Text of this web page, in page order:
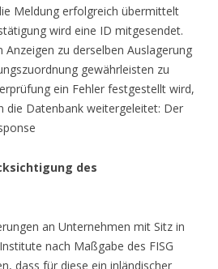
Meldung erfolgreich übermittelt
wird eine ID mitgesendet.
zu derselben Auslagerung
gewährleisten zu
ein Fehler festgestellt wird,
die Datenbank weitergeleitet: Der
des
an Unternehmen mit Sitz in
nach Maßgabe des FISG
dass für diese ein inländischer